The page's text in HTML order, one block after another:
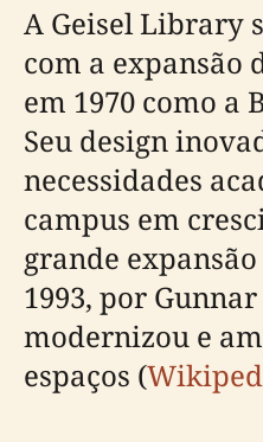
A Geisel Library
com a expansão
em 1970 como a
Seu design
necessidades
campus em
grande
1993, por
modernizou e
espaços (